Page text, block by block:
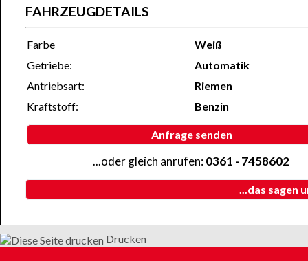
FAHRZEUGDETAILS
Farbe
Weiß
Getriebe:
Automatik
Antriebsart:
Riemen
Kraftstoff:
Benzin
Anfrage senden
...oder gleich anrufen:0361 - 7458602
...das sagen
Drucken